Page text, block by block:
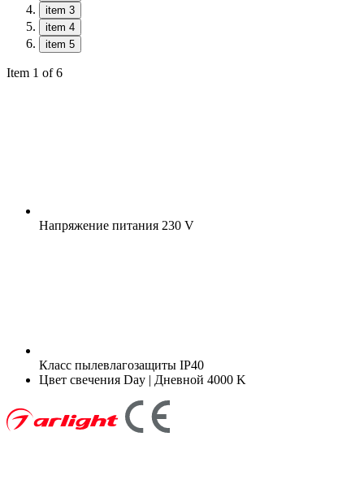
item 3
item 4
item 5
Item 1 of 6
Напряжение питания 230 V
Класс пылевлагозащиты IP40
Цвет свечения Day | Дневной 4000 K